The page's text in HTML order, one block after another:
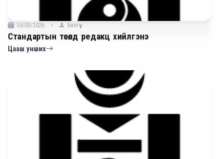
10/03/2026 Билгүүн
Стандартын төсөлд редакц хийлгэнэ
Цааш унших